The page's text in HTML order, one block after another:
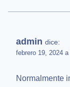
admin dice:
febrero 19, 2024
Normalmente